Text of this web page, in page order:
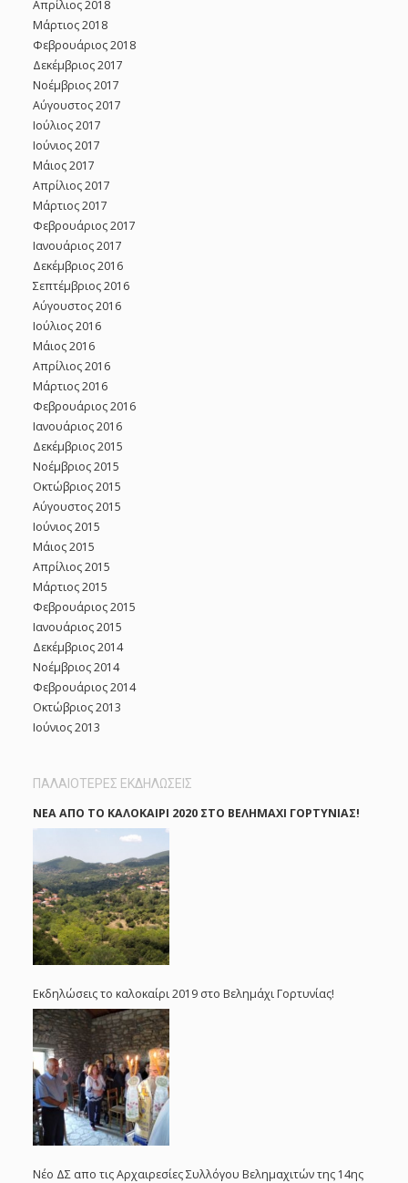
Απρίλιος 2018
Μάρτιος 2018
Φεβρουάριος 2018
Δεκέμβριος 2017
Νοέμβριος 2017
Αύγουστος 2017
Ιούλιος 2017
Ιούνιος 2017
Μάιος 2017
Απρίλιος 2017
Μάρτιος 2017
Φεβρουάριος 2017
Ιανουάριος 2017
Δεκέμβριος 2016
Σεπτέμβριος 2016
Αύγουστος 2016
Ιούλιος 2016
Μάιος 2016
Απρίλιος 2016
Μάρτιος 2016
Φεβρουάριος 2016
Ιανουάριος 2016
Δεκέμβριος 2015
Νοέμβριος 2015
Οκτώβριος 2015
Αύγουστος 2015
Ιούνιος 2015
Μάιος 2015
Απρίλιος 2015
Μάρτιος 2015
Φεβρουάριος 2015
Ιανουάριος 2015
Δεκέμβριος 2014
Νοέμβριος 2014
Φεβρουάριος 2014
Οκτώβριος 2013
Ιούνιος 2013
ΠΑΛΑΙΟΤΕΡΕΣ ΕΚΔΗΛΩΣΕΙΣ
ΝΈΑ ΑΠΌ ΤΟ ΚΑΛΟΚΑΊΡΙ 2020 ΣΤΟ ΒΕΛΗΜΆΧΙ ΓΟΡΤΥΝΊΑΣ!
Εκδηλώσεις το καλοκαίρι 2019 στο Βελημάχι Γορτυνίας!
Νέο ΔΣ απο τις Αρχαιρεσίες Συλλόγου Βελημαχιτών της 14ης